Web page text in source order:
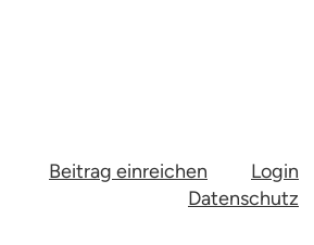
Beitrag einreichen Login
Datenschutz